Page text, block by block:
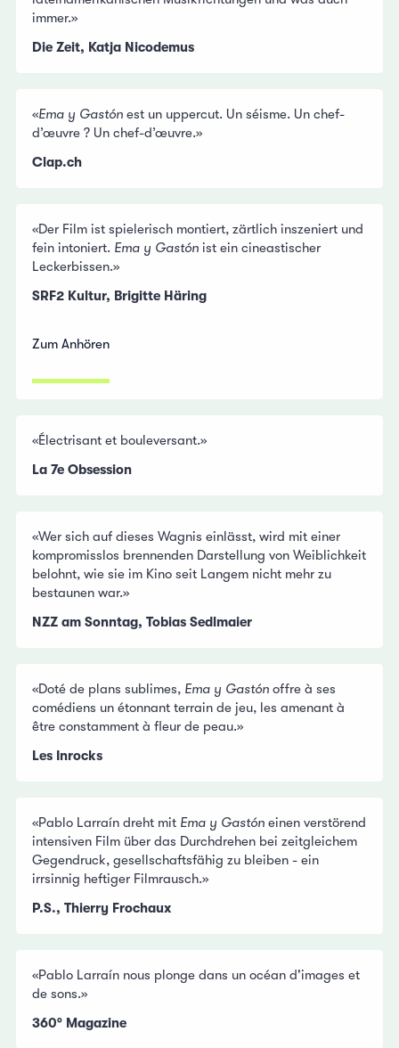
immer.»
Die Zeit, Katja Nicodemus
«Ema y Gastón est un uppercut. Un séisme. Un chef-
d’œuvre ? Un chef-d’œuvre.»
Clap.ch
«Der Film ist spielerisch montiert, zärtlich inszeniert und
fein intoniert. Ema y Gastón ist ein cineastischer
Leckerbissen.»
SRF2 Kultur, Brigitte Häring
Zum Anhören
«Électrisant et bouleversant.»
La 7e Obsession
«Wer sich auf dieses Wagnis einlässt, wird mit einer
kompromisslos brennenden Darstellung von Weiblichkeit
belohnt, wie sie im Kino seit Langem nicht mehr zu
bestaunen war.»
NZZ am Sonntag, Tobias Sedlmaier
«Doté de plans sublimes, Ema y Gastón offre à ses
comédiens un étonnant terrain de jeu, les amenant à
être constamment à fleur de peau.»
Les Inrocks
«Pablo Larraín dreht mit Ema y Gastón einen verstörend
intensiven Film über das Durchdrehen bei zeitgleichem
Gegendruck, gesellschaftsfähig zu bleiben - ein
irrsinnig heftiger Filmrausch.»
P.S., Thierry Frochaux
«Pablo Larraín nous plonge dans un océan d'images et
de sons.»
360° Magazine